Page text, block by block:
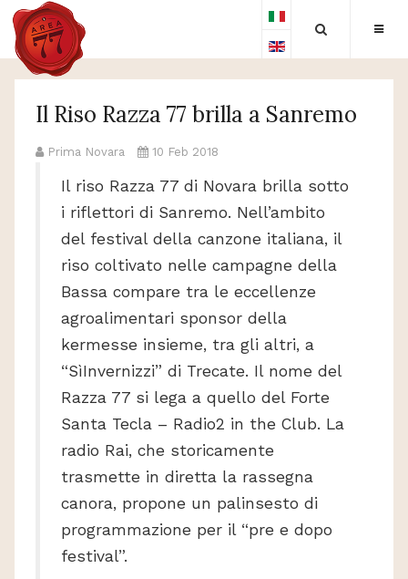
Il Riso Razza 77 brilla a Sanremo
Prima Novara 10 Feb 2018
Il riso Razza 77 di Novara brilla sotto
i riflettori di Sanremo. Nell’ambito
del festival della canzone italiana, il
riso coltivato nelle campagne della
Bassa compare tra le eccellenze
agroalimentari sponsor della
kermesse insieme, tra gli altri, a
“SìInvernizzi” di Trecate. Il nome del
Razza 77 si lega a quello del Forte
Santa Tecla – Radio2 in the Club. La
radio Rai, che storicamente
trasmette in diretta la rassegna
canora, propone un palinsesto di
programmazione per il “pre e dopo
festival”.